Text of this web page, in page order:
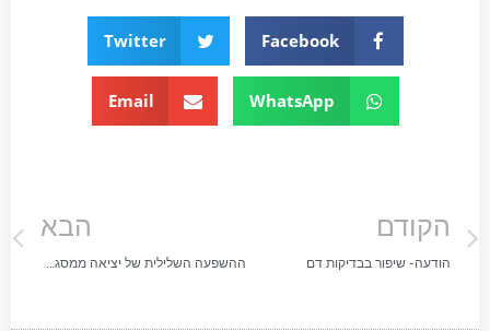
Facebook
Twitter
WhatsApp
Email
הקודם
הודעה- שיפור בבדיקות דם
הבא